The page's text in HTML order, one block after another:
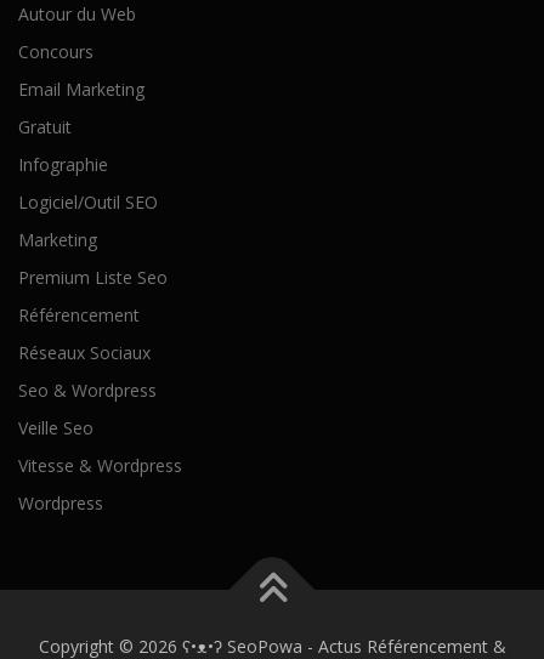
Autour du Web
Concours
Email Marketing
Gratuit
Infographie
Logiciel/Outil SEO
Marketing
Premium Liste Seo
Référencement
Réseaux Sociaux
Seo & Wordpress
Veille Seo
Vitesse & Wordpress
Wordpress
Copyright © 2026 ʕ•ᴥ•ʔ SeoPowa - Actus Référencement &